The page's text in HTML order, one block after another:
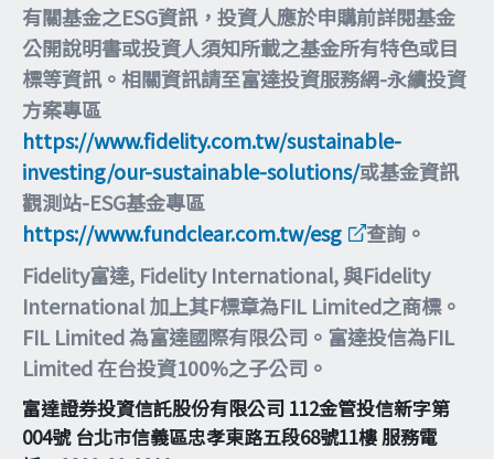
有關基金之ESG資訊，投資人應於申購前詳閱基金
公開說明書或投資人須知所載之基金所有特色或目
標等資訊。相關資訊請至富達投資服務網-永續投資
方案專區
https://www.fidelity.com.tw/sustainable-
investing/our-sustainable-solutions/或基金資訊
觀測站-ESG基金專區
https://www.fundclear.com.tw/esg
查詢。
Fidelity富達, Fidelity International, 與Fidelity
International 加上其F標章為FIL Limited之商標。
FIL Limited 為富達國際有限公司。富達投信為FIL
Limited 在台投資100%之子公司。
富達證券投資信託股份有限公司 112金管投信新字第
004號 台北市信義區忠孝東路五段68號11樓 服務電